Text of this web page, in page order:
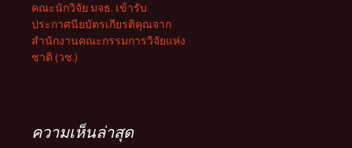
คณะนักวิจัย มจธ. เข้ารับ
ประกาศนียบัตรเกียรติคุณจาก
สำนักงานคณะกรรมการวิจัยแห่ง
ชาติ (วช.)
ความเห็นล่าสุด